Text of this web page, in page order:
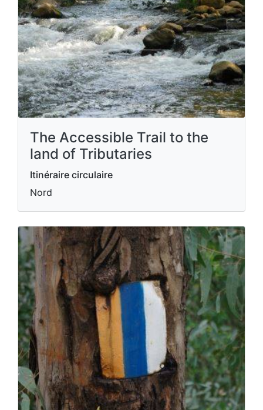
The Accessible Trail to the
land of Tributaries
Itinéraire circulaire
Nord